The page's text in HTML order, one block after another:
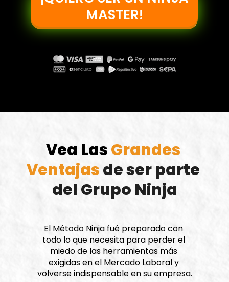
MASTER!
Vea Las Grandes
Ventajas de ser parte
del Grupo Ninja
El Método Ninja fué preparado con
todo lo que necesita para perder el
miedo de las herramientas más
exigidas en el Mercado Laboral y
volverse indispensable en su empresa.